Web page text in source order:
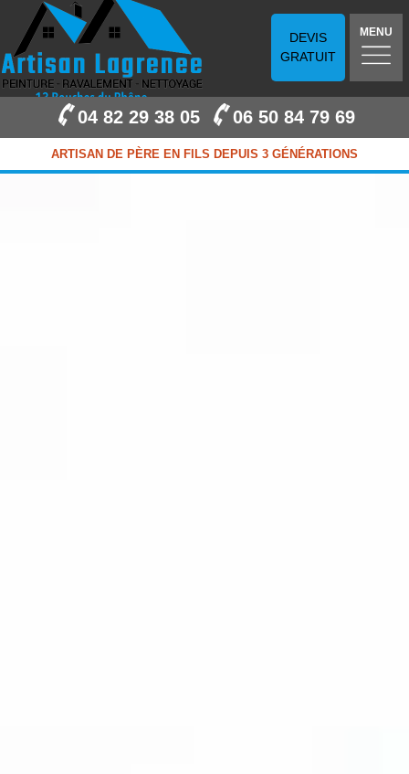
DEVIS
GRATUIT
MENU
04 82 29 38 05 06 50 84 79 69
ARTISAN DE PÈRE EN FILS DEPUIS 3 GÉNÉRATIONS